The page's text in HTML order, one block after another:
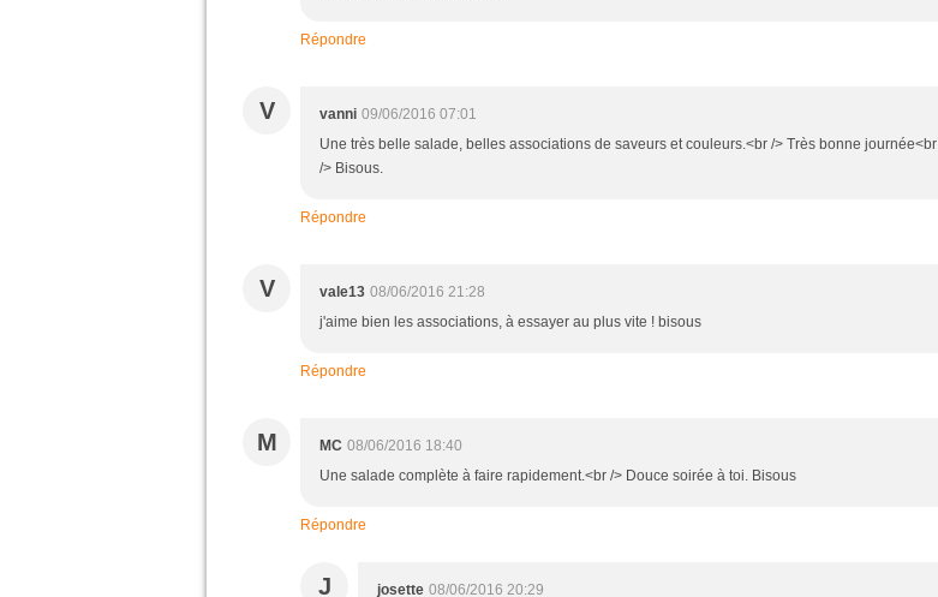
Répondre
V vanni 09/06/2016 07:01
Une très belle salade, belles associations de saveurs et couleurs.<br /> Très bonne journée<br
/> Bisous.
Répondre
V vale13 08/06/2016 21:28
j'aime bien les associations, à essayer au plus vite ! bisous
Répondre
M MC 08/06/2016 18:40
Une salade complète à faire rapidement.<br /> Douce soirée à toi. Bisous
Répondre
J josette 08/06/2016 20:29